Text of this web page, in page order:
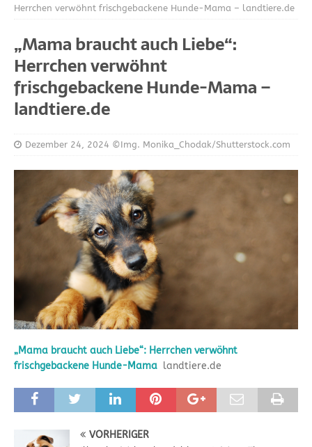
Herrchen verwöhnt frischgebackene Hunde-Mama – landtiere.de
„Mama braucht auch Liebe“:
Herrchen verwöhnt
frischgebackene Hunde-Mama –
landtiere.de
Dezember 24, 2024 ©Img. Monika_Chodak/Shutterstock.com
„Mama braucht auch Liebe“: Herrchen verwöhnt
frischgebackene Hunde-Mama landtiere.de
VORHERIGER